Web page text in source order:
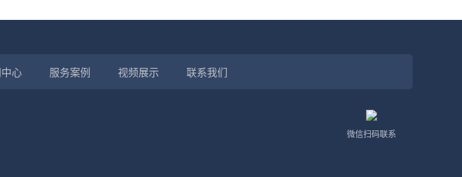
心 服务案例 视频展示 联系我们
微信扫码联系